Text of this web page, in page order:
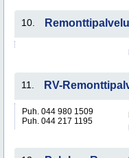
10.
11. RV-
Puh. 044 980 1509
Puh. 044 217 1195